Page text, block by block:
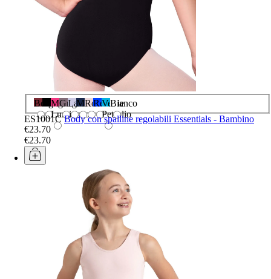
Borgogna
Nero
Mora
Luminoso
Grigio
Lavanda
Marina
RosaReale
Verde
Petrolio
Bianco
ES1001C Body con spalline regolabili Essentials - Bambino
€23.70
€23.70